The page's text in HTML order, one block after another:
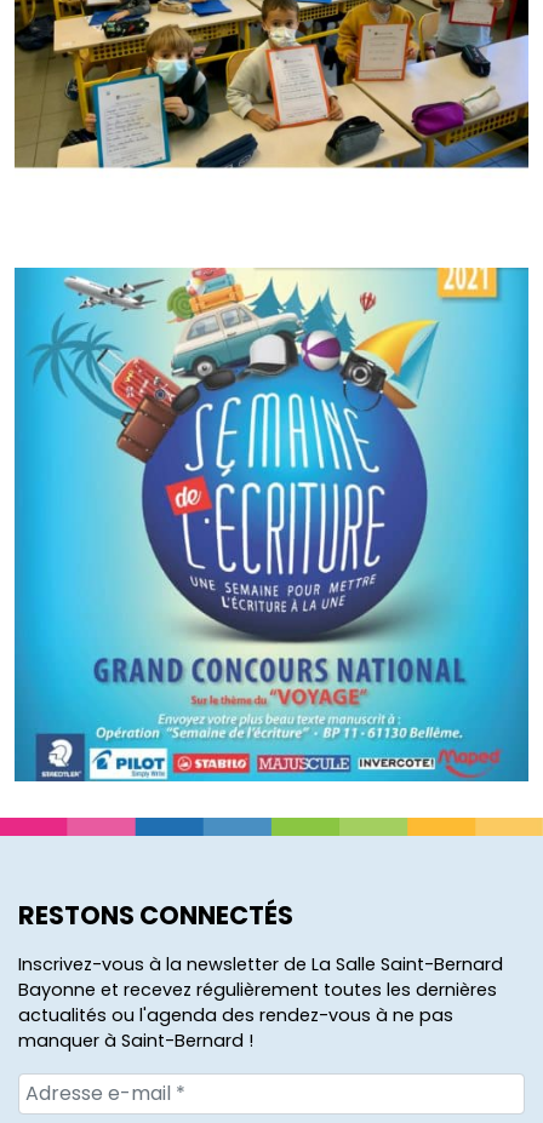
RESTONS CONNECTÉS
Inscrivez-vous à la newsletter de La Salle Saint-Bernard
Bayonne et recevez régulièrement toutes les dernières
actualités ou l'agenda des rendez-vous à ne pas
manquer à Saint-Bernard !